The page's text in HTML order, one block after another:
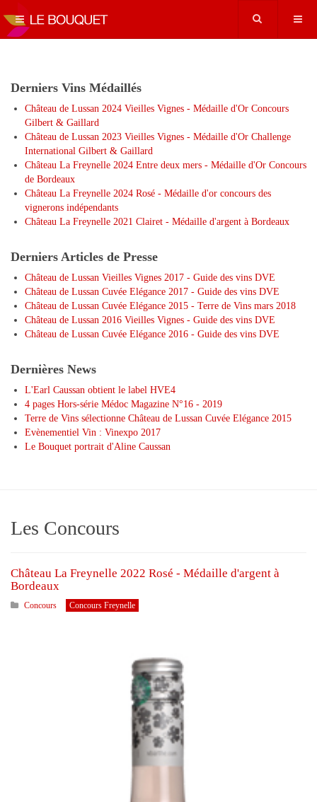
Derniers Vins Médaillés
Château de Lussan 2024 Vieilles Vignes - Médaille d'Or Concours
Gilbert & Gaillard
Château de Lussan 2023 Vieilles Vignes - Médaille d'Or Challenge
International Gilbert & Gaillard
Château La Freynelle 2024 Entre deux mers - Médaille d'Or Concours
de Bordeaux
Château La Freynelle 2024 Rosé - Médaille d'or concours des
vignerons indépendants
Château La Freynelle 2021 Clairet - Médaille d'argent à Bordeaux
Derniers Articles de Presse
Château de Lussan Vieilles Vignes 2017 - Guide des vins DVE
Château de Lussan Cuvée Elégance 2017 - Guide des vins DVE
Château de Lussan Cuvée Elégance 2015 - Terre de Vins mars 2018
Château de Lussan 2016 Vieilles Vignes - Guide des vins DVE
Château de Lussan Cuvée Elégance 2016 - Guide des vins DVE
Dernières News
L'Earl Caussan obtient le label HVE4
4 pages Hors-série Médoc Magazine N°16 - 2019
Terre de Vins sélectionne Château de Lussan Cuvée Elégance 2015
Evènementiel Vin : Vinexpo 2017
Le Bouquet portrait d'Aline Caussan
Les Concours
Château La Freynelle 2022 Rosé - Médaille d'argent à
Bordeaux
Concours Concours Freynelle